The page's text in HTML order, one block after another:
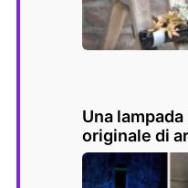
Una
originale di